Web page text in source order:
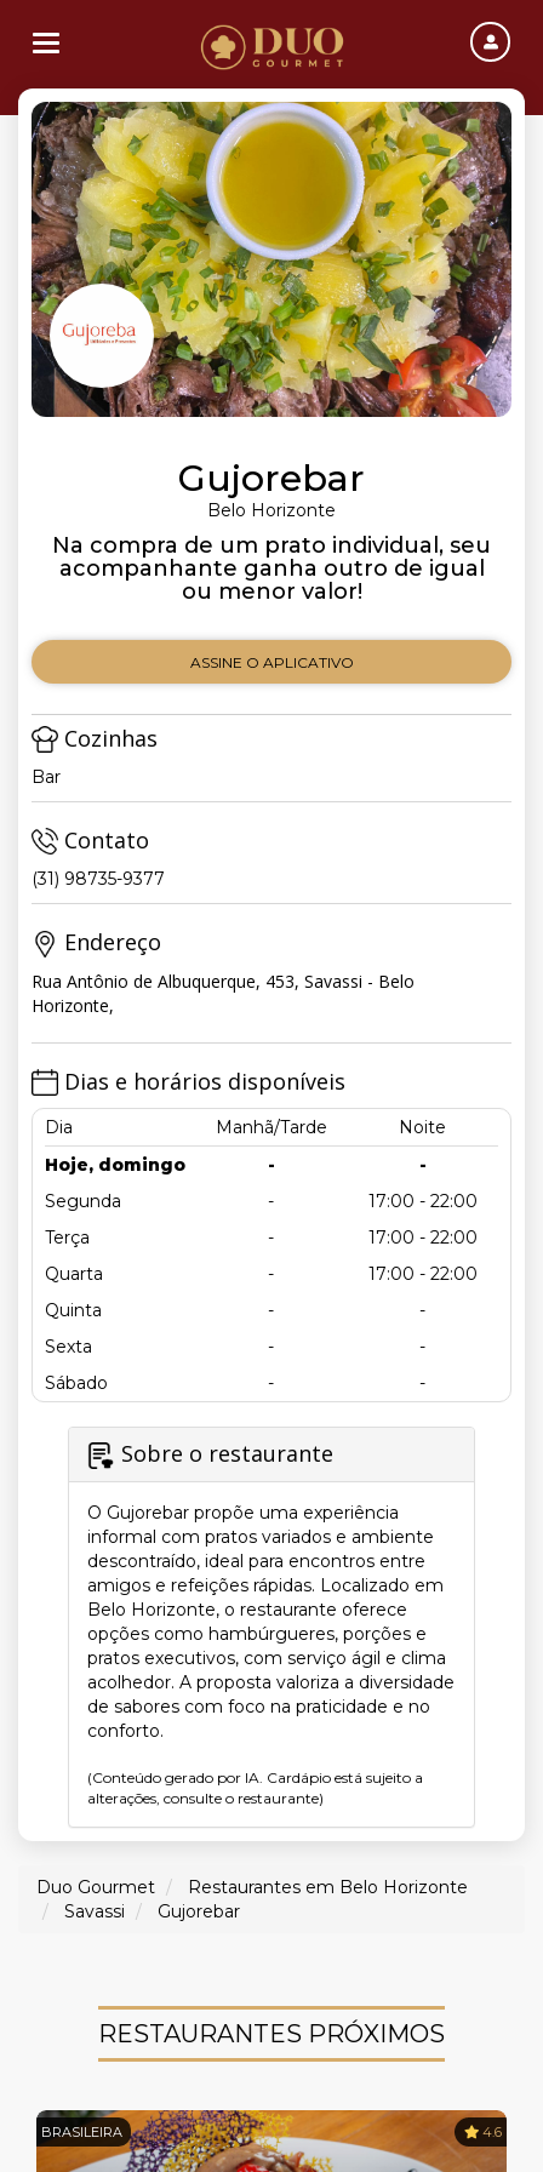
Toggle navigation
Gujorebar
Belo Horizonte
Na compra de um prato individual, seu
acompanhante ganha outro de igual
ou menor valor!
ASSINE O APLICATIVO
Cozinhas
Bar
Contato
(31) 98735-9377
Endereço
Rua Antônio de Albuquerque, 453, Savassi - Belo
Horizonte,
Dias e horários disponíveis
Dia Manhã/Tarde
Noite
Hoje, domingo
-
-
Segunda
-
17:00 - 22:00
Terça
-
17:00 - 22:00
Quarta
-
17:00 - 22:00
Quinta
-
-
Sexta
-
-
Sábado
- -
Sobre o restaurante
O Gujorebar propõe uma experiência
informal com pratos variados e ambiente
descontraído, ideal para encontros entre
amigos e refeições rápidas. Localizado em
Belo Horizonte, o restaurante oferece
opções como hambúrgueres, porções e
pratos executivos, com serviço ágil e clima
acolhedor. A proposta valoriza a diversidade
de sabores com foco na praticidade e no
conforto.
(Conteúdo gerado por IA. Cardápio está sujeito a
alterações, consulte o restaurante)
Duo Gourmet
Restaurantes em Belo Horizonte
Savassi
Gujorebar
RESTAURANTES PRÓXIMOS
BRASILEIRA 4.6